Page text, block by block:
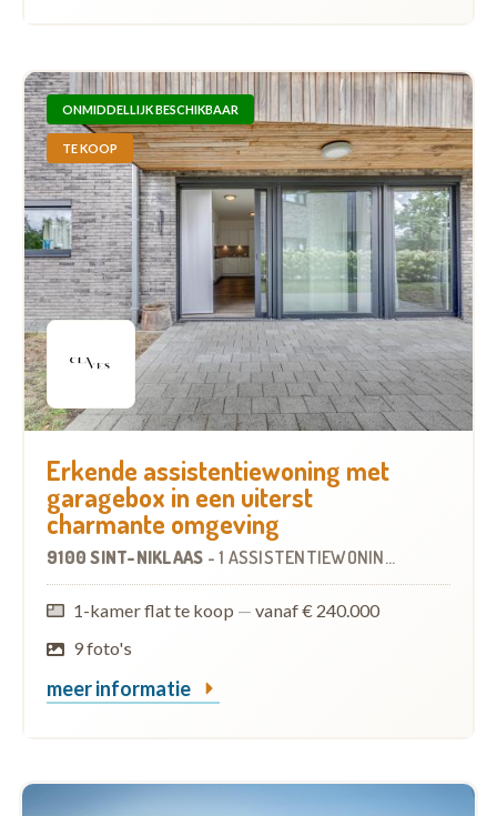
ONMIDDELLIJK BESCHIKBAAR
TE KOOP
Erkende assistentiewoning met
garagebox in een uiterst
charmante omgeving
9100 SINT-NIKLAAS - 1 ASSISTENTIEWONING
1-kamer flat te koop — vanaf € 240.000
9 foto's
meer informatie